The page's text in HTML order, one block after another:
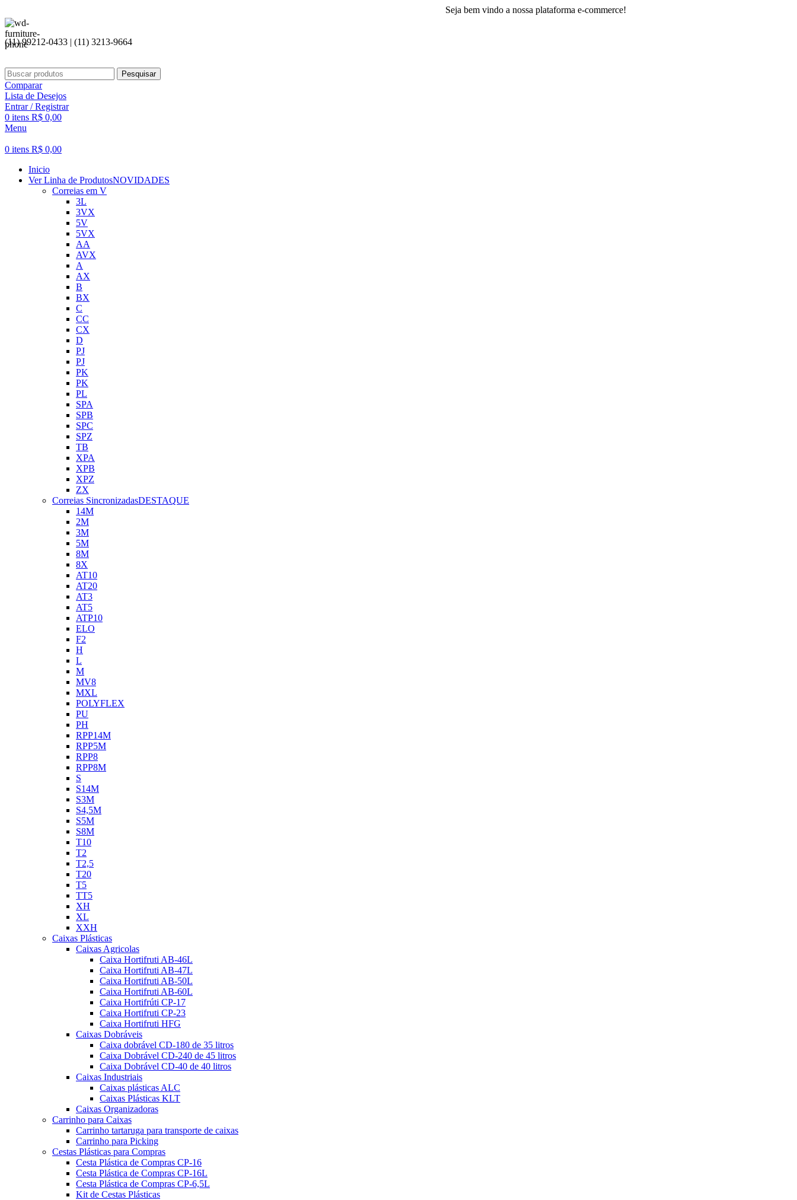
Seja bem vindo a nossa plataforma e-commerce!
(11) 99212-0433 | (11) 3213-9664
Pesquisar
Comparar
Lista de Desejos
Entrar / Registrar
0 itens R$ 0,00
Menu
0 itens R$ 0,00
Inicio
Ver Linha de ProdutosNOVIDADES
Correias em V
3L
3VX
5V
5VX
AA
AVX
A
AX
B
BX
C
CC
CX
D
PJ
PJ
PK
PK
PL
SPA
SPB
SPC
SPZ
TB
XPA
XPB
XPZ
ZX
Correias SincronizadasDESTAQUE
14M
2M
3M
5M
8M
8X
AT10
AT20
AT3
AT5
ATP10
ELO
F2
H
L
M
MV8
MXL
POLYFLEX
PU
PH
RPP14M
RPP5M
RPP8
RPP8M
S
S14M
S3M
S4,5M
S5M
S8M
T10
T2
T2,5
T20
T5
TT5
XH
XL
XXH
Caixas Plásticas
Caixas Agricolas
Caixa Hortifruti AB-46L
Caixa Hortifruti AB-47L
Caixa Hortifruti AB-50L
Caixa Hortifruti AB-60L
Caixa Hortifrúti CP-17
Caixa Hortifruti CP-23
Caixa Hortifruti HFG
Caixas Dobráveis
Caixa dobrável CD-180 de 35 litros
Caixa Dobrável CD-240 de 45 litros
Caixa Dobrável CD-40 de 40 litros
Caixas Industriais
Caixas plásticas ALC
Caixas Plásticas KLT
Caixas Organizadoras
Carrinho para Caixas
Carrinho tartaruga para transporte de caixas
Carrinho para Picking
Cestas Plásticas para Compras
Cesta Plástica de Compras CP-16
Cesta Plástica de Compras CP-16L
Cesta Plástica de Compras CP-6,5L
Kit de Cestas Plásticas